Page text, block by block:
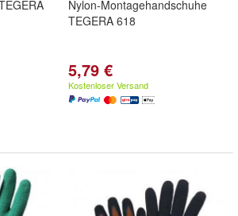
Nylon-Montagehandschuhe
TEGERA 618
5,79 €
Kostenloser Versand